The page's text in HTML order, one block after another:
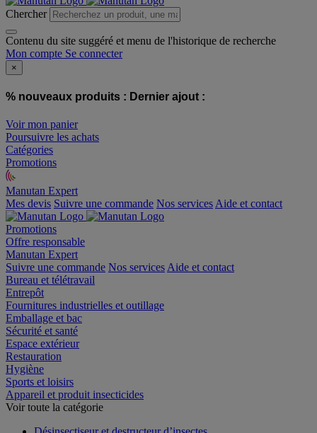
Chercher
Contenu du site suggéré et menu de l'historique de recherche
Mon compte Se connecter
×
% nouveaux produits : Dernier ajout :
Voir mon panier
Poursuivre les achats
Catégories
Promotions
Manutan Expert
offre reconditionnée
Mes devis Suivre une commande Nos services
Promotions
Offre responsable
Manutan Expert
Suivre une commande
Bureau et télétravail
Entrepôt
Fournitures industrielles et outillage
Emballage et bac
Sécurité et santé
Espace extérieur
Restauration
Hygiène
Sports et loisirs
Appareil et produit insecticides